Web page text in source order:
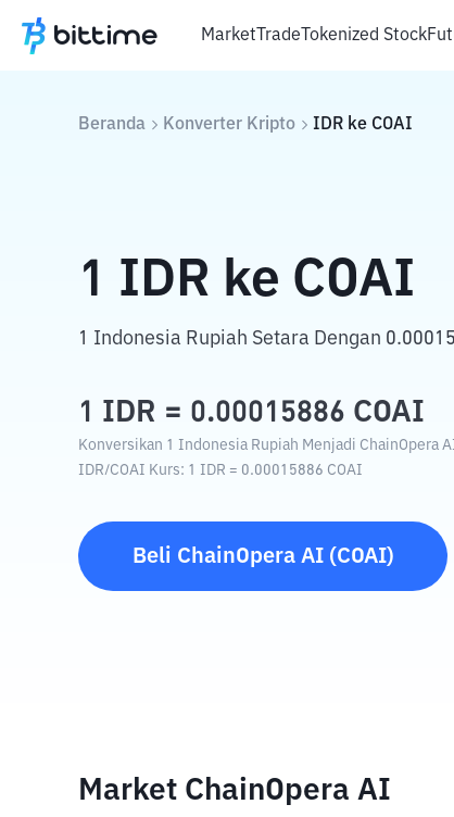
MarketTradeTokenized Stock
Beranda Konverter Kripto IDR ke COAI
1 IDR ke COAI
1 Indonesia Rupiah Setara Dengan
1 IDR = 0.00015886 COAI
Konversikan 1 Indonesia Rupiah Menjadi ChainOpera
IDR/COAI Kurs: 1 IDR = 0.00015886 COAI
Beli ChainOpera AI(COAI)
Market ChainOpera AI